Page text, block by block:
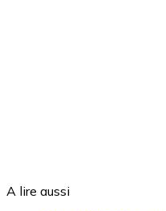
A lire aussi